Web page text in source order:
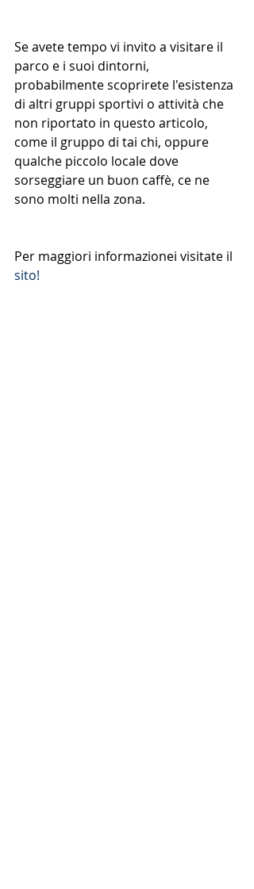
Se avete tempo vi invito a visitare il
parco e i suoi dintorni,
probabilmente scoprirete l'esistenza
di altri gruppi sportivi o attività che
non riportato in questo articolo,
come il gruppo di tai chi, oppure
qualche piccolo locale dove
sorseggiare un buon caffè, ce ne
sono molti nella zona.
Per maggiori informazionei visitate il
sito!